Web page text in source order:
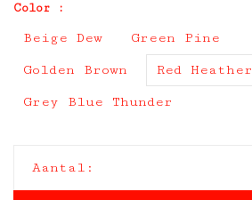
Color :
Beige Dew Green Pine
Golden Brown Red Heather
Grey Blue Thunder
Aantal: